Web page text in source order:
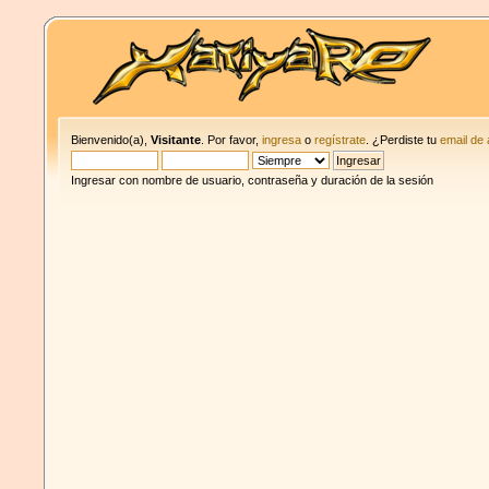
Bienvenido(a),Visitante . Por favor,ingresa oregístrate . ¿Perdiste tuemail de
Ingresar con nombre de usuario, contraseña y duración de la sesión